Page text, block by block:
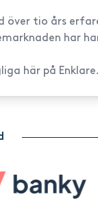
över tio års
har
här på Enklare.